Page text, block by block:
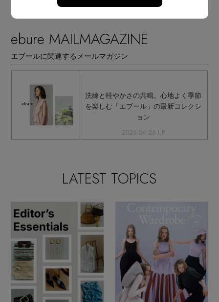
ebure MAILMAGAZINE
エブールに関連するメールマガジン
洗練と軽やかさの共鳴。心地よく季節
を楽しむ「エブール」の最新コレクシ
ョン
2026.04.26 UP
LATEST TOPICS